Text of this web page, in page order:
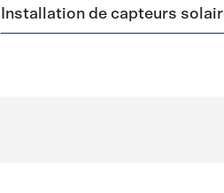
Installation de capteurs